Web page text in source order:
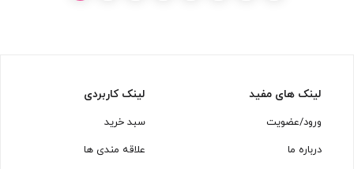
لینک های مفید
ورود/عضویت
درباره ما
لینک کاربردی
سبد خرید
علاقه مندی ها